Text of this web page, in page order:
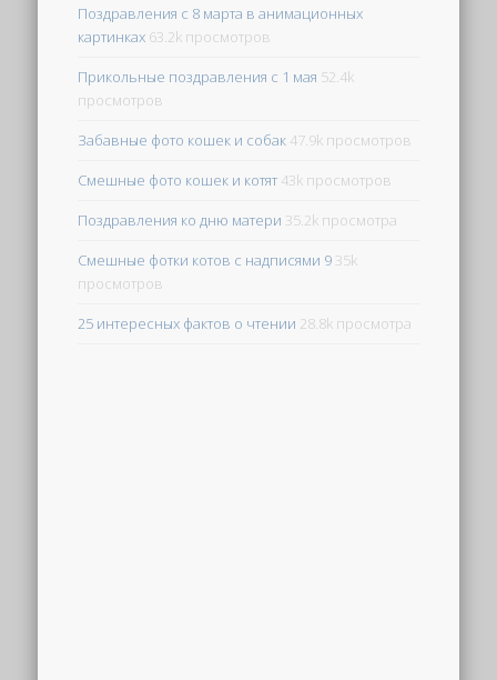
Поздравления с 8 марта в анимационных
картинках 63.2k просмотров
Прикольные поздравления с 1 мая 52.4k
просмотров
Забавные фото кошек и собак 47.9k просмотров
Смешные фото кошек и котят 43k просмотров
Поздравления ко дню матери 35.2k просмотра
Смешные фотки котов с надписями 9 35k
просмотров
25 интересных фактов о чтении 28.8k просмотра